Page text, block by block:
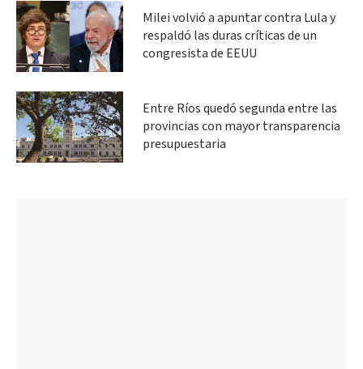
Milei volvió a apuntar contra Lula y
respaldó las duras críticas de un
congresista de EEUU
Entre Ríos quedó segunda entre las
provincias con mayor transparencia
presupuestaria